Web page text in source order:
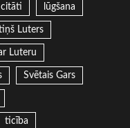
citāti lūgšana
Luters
Luteru
Svētais Gars
ticība